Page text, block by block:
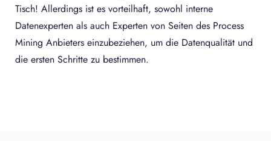
Tisch! Allerdings ist es vorteilhaft, sowohl interne
Datenexperten als auch Experten von Seiten des Process
Mining Anbieters einzubeziehen, um die Datenqualität und
die ersten Schritte zu bestimmen.